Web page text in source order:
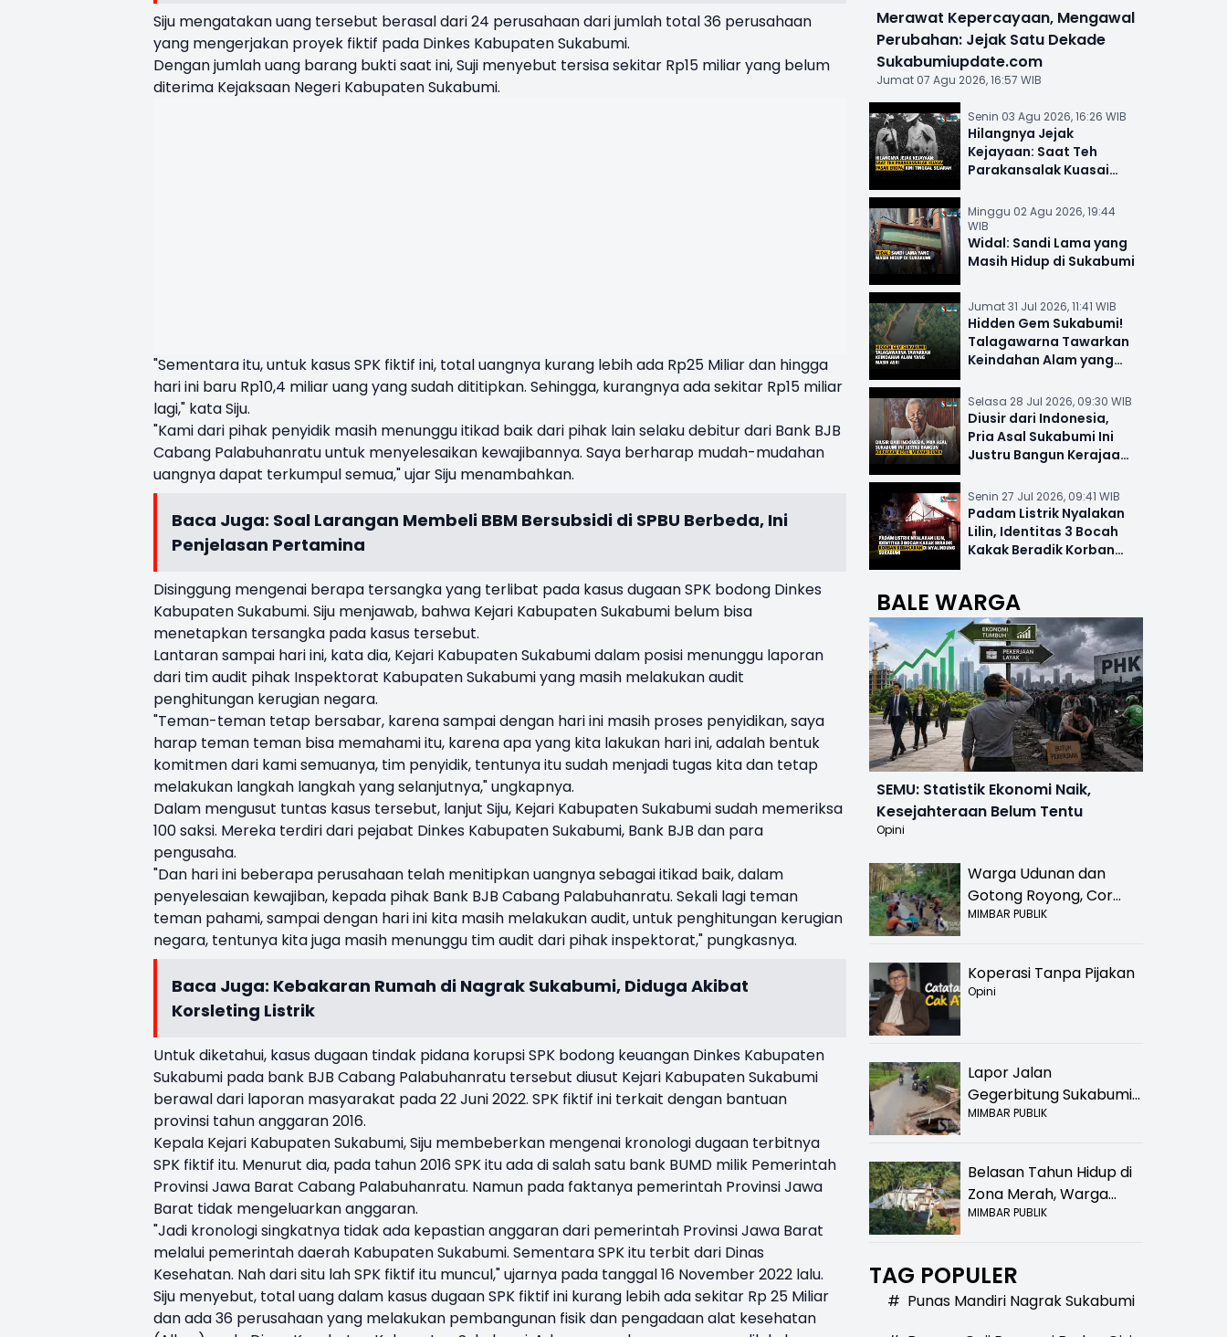
Siju mengatakan uang tersebut berasal dari 24 perusahaan dari jumlah total 36 perusahaan
yang mengerjakan proyek fiktif pada Dinkes Kabupaten Sukabumi.
Dengan jumlah uang barang bukti saat ini, Suji menyebut tersisa sekitar Rp15 miliar yang belum
diterima Kejaksaan Negeri Kabupaten Sukabumi.
"Sementara itu, untuk kasus SPK fiktif ini, total uangnya kurang lebih ada Rp25 Miliar dan hingga
hari ini baru Rp10,4 miliar uang yang sudah dititipkan. Sehingga, kurangnya ada sekitar Rp15 miliar
lagi," kata Siju.
"Kami dari pihak penyidik masih menunggu itikad baik dari pihak lain selaku debitur dari Bank BJB
Cabang Palabuhanratu untuk menyelesaikan kewajibannya. Saya berharap mudah-mudahan
uangnya dapat terkumpul semua," ujar Siju menambahkan.
Baca Juga: Soal Larangan Membeli BBM Bersubsidi di SPBU Berbeda, Ini
Penjelasan Pertamina
Disinggung mengenai berapa tersangka yang terlibat pada kasus dugaan SPK bodong Dinkes
Kabupaten Sukabumi. Siju menjawab, bahwa Kejari Kabupaten Sukabumi belum bisa
menetapkan tersangka pada kasus tersebut.
Lantaran sampai hari ini, kata dia, Kejari Kabupaten Sukabumi dalam posisi menunggu laporan
dari tim audit pihak Inspektorat Kabupaten Sukabumi yang masih melakukan audit
penghitungan kerugian negara.
"Teman-teman tetap bersabar, karena sampai dengan hari ini masih proses penyidikan, saya
harap teman teman bisa memahami itu, karena apa yang kita lakukan hari ini, adalah bentuk
komitmen dari kami semuanya, tim penyidik, tentunya itu sudah menjadi tugas kita dan tetap
melakukan langkah langkah yang selanjutnya," ungkapnya.
Dalam mengusut tuntas kasus tersebut, lanjut Siju, Kejari Kabupaten Sukabumi sudah memeriksa
100 saksi. Mereka terdiri dari pejabat Dinkes Kabupaten Sukabumi, Bank BJB dan para
pengusaha.
"Dan hari ini beberapa perusahaan telah menitipkan uangnya sebagai itikad baik, dalam
penyelesaian kewajiban, kepada pihak Bank BJB Cabang Palabuhanratu. Sekali lagi teman
teman pahami, sampai dengan hari ini kita masih melakukan audit, untuk penghitungan kerugian
negara, tentunya kita juga masih menunggu tim audit dari pihak inspektorat," pungkasnya.
Baca Juga: Kebakaran Rumah di Nagrak Sukabumi, Diduga Akibat
Korsleting Listrik
Untuk diketahui, kasus dugaan tindak pidana korupsi SPK bodong keuangan Dinkes Kabupaten
Sukabumi pada bank BJB Cabang Palabuhanratu tersebut diusut Kejari Kabupaten Sukabumi
berawal dari laporan masyarakat pada 22 Juni 2022. SPK fiktif ini terkait dengan bantuan
provinsi tahun anggaran 2016.
Kepala Kejari Kabupaten Sukabumi, Siju membeberkan mengenai kronologi dugaan terbitnya
SPK fiktif itu. Menurut dia, pada tahun 2016 SPK itu ada di salah satu bank BUMD milik Pemerintah
Provinsi Jawa Barat Cabang Palabuhanratu. Namun pada faktanya pemerintah Provinsi Jawa
Barat tidak mengeluarkan anggaran.
"Jadi kronologi singkatnya tidak ada kepastian anggaran dari pemerintah Provinsi Jawa Barat
melalui pemerintah daerah Kabupaten Sukabumi. Sementara SPK itu terbit dari Dinas
Kesehatan. Nah dari situ lah SPK fiktif itu muncul," ujarnya pada tanggal 16 November 2022 lalu.
Siju menyebut, total uang dalam kasus dugaan SPK fiktif ini kurang lebih ada sekitar Rp 25 Miliar
dan ada 36 perusahaan yang melakukan pembangunan fisik dan pengadaan alat kesehatan
Merawat Kepercayaan, Mengawal
Perubahan: Jejak Satu Dekade
Sukabumiupdate.com
Jumat 07 Agu 2026, 16:57 WIB
Senin 03 Agu 2026, 16:26 WIB
Hilangnya Jejak
Kejayaan: Saat Teh
Parakansalak Kuasai
Sejarah
Minggu 02 Agu 2026, 19:44
WIB
Widal: Sandi Lama yang
Masih Hidup di Sukabumi
Jumat 31 Jul 2026, 11:41 WIB
Hidden Gem Sukabumi!
Talagawarna Tawarkan
Keindahan Alam yang
Selasa 28 Jul 2026, 09:30 WIB
Diusir dari Indonesia,
Pria Asal Sukabumi Ini
Justru Bangun Kerajaan
Senin 27 Jul 2026, 09:41 WIB
Padam Listrik Nyalakan
Lilin, Identitas 3 Bocah
Kakak Beradik Korban
BALE WARGA
SEMU: Statistik Ekonomi Naik,
Kesejahteraan Belum Tentu
Opini
Warga Udunan dan
Gotong Royong, Cor
Jalan Hancur di
MIMBAR PUBLIK
Koperasi Tanpa Pijakan
Opini
Lapor Jalan
Gegerbitung Sukabumi
Bolong! Bahaya Bagi
MIMBAR PUBLIK
Belasan Tahun Hidup di
Zona Merah, Warga
Kampung Nangewer
Relokasi
MIMBAR PUBLIK
TAG POPULER
# Punas Mandiri Nagrak Sukabumi